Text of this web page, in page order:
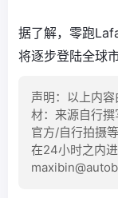
据了解，零跑
将逐步登陆全球
声明：以上内
材：来源自行
官方/自行拍摄
在24小时之内